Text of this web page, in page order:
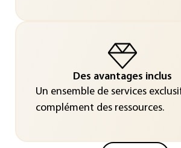
Des avantages inclus
Un ensemble de services
complément des ressources.